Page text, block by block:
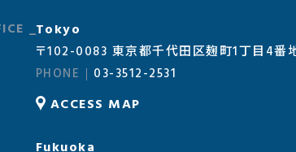
Tokyo
〒102-0083 東京都千代田区麹町1丁目4番
03-3512-2531
ACCESS MAP